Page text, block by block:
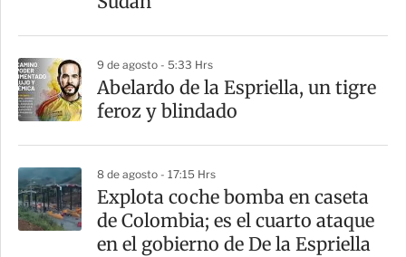
9 de agosto - 5:33 Hrs
Abelardo de la Espriella, un tigre
feroz y blindado
8 de agosto - 17:15 Hrs
Explota coche bomba en caseta
de Colombia; es el cuarto ataque
en el gobierno de De la Espriella